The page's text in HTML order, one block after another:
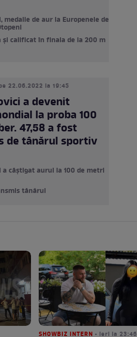
medalie de aur la Europenele de
și calificat în finala de la 200 m
22.06.2022 la 19:45
a devenit
la proba 100
47,58 a fost
de tânărul sportiv
a câștigat aurul la 100 de metri
tânărul
SHOWBIZ INTERN • ieri la 23:46